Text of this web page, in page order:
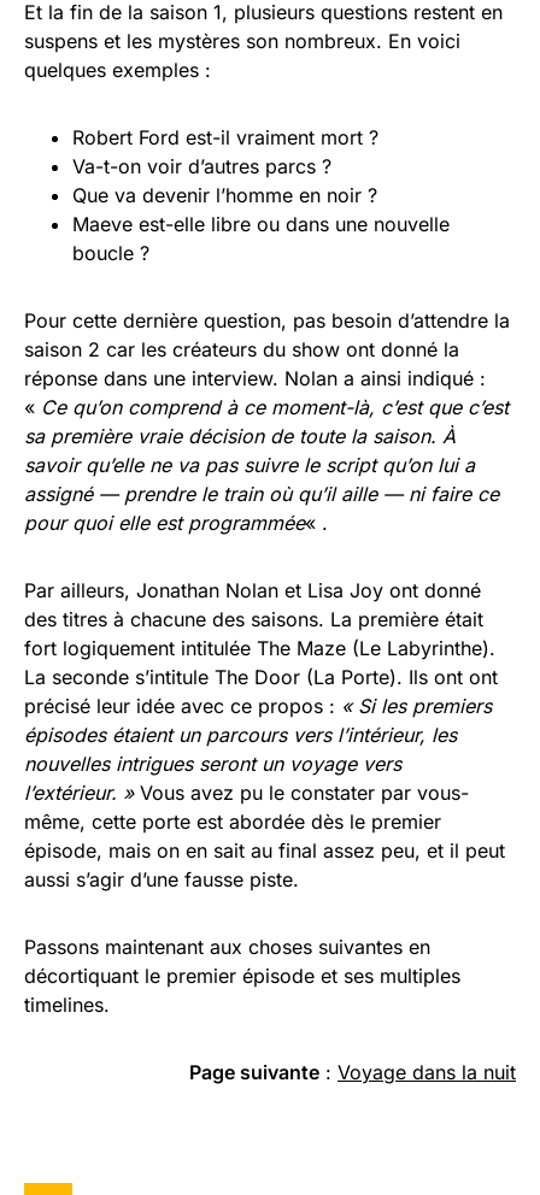
Et la fin de la saison 1, plusieurs questions restent en
suspens et les mystères son nombreux. En voici
quelques exemples :
Robert Ford est-il vraiment mort ?
Va-t-on voir d’autres parcs ?
Que va devenir l’homme en noir ?
Maeve est-elle libre ou dans une nouvelle
boucle ?
Pour cette dernière question, pas besoin d’attendre la
saison 2 car les créateurs du show ont donné la
réponse dans une interview. Nolan a ainsi indiqué :
« Ce qu’on comprend à ce moment-là, c’est que c’est
sa première vraie décision de toute la saison. À
savoir qu’elle ne va pas suivre le script qu’on lui a
assigné — prendre le train où qu’il aille — ni faire ce
pour quoi elle est programmée« .
Par ailleurs, Jonathan Nolan et Lisa Joy ont donné
des titres à chacune des saisons. La première était
fort logiquement intitulée The Maze (Le Labyrinthe).
La seconde s’intitule The Door (La Porte). Ils ont ont
précisé leur idée avec ce propos : « Si les premiers
épisodes étaient un parcours vers l’intérieur, les
nouvelles intrigues seront un voyage vers
l’extérieur. »Vous avez pu le constater par vous-
même, cette porte est abordée dès le premier
épisode, mais on en sait au final assez peu, et il peut
aussi s’agir d’une fausse piste.
Passons maintenant aux choses suivantes en
décortiquant le premier épisode et ses multiples
timelines.
Page suivante : Voyage dans la nuit